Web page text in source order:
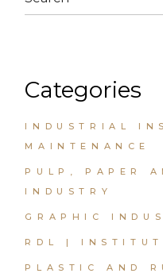
Categories
INDUSTRIAL
MAINTENANCE
PULP, PAPER
INDUSTRY
GRAPHIC
RDL |
PLASTIC AND